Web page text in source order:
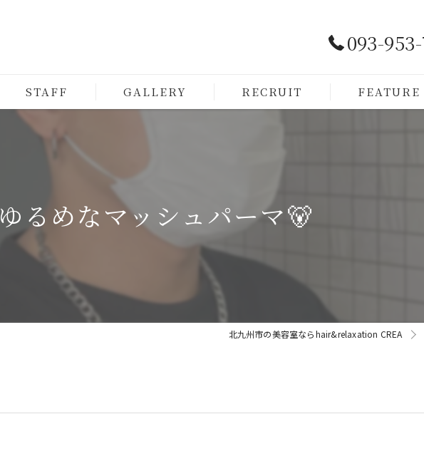
093-
STAFF GALLERY RECRUIT FEATURE
ゆるめなマッシュパーマ🐻
北九州市の美容室ならhair&relaxation CREA